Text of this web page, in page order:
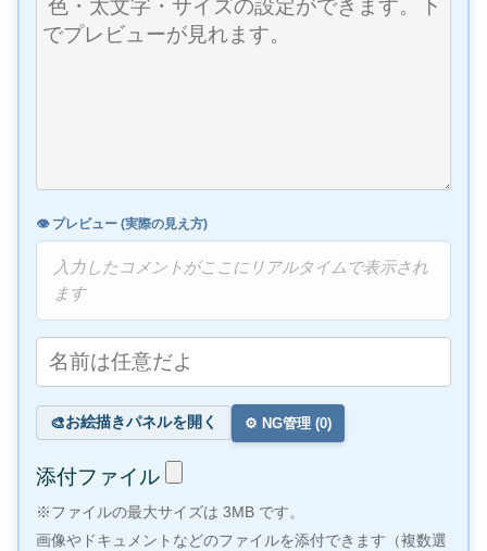
👁️ プレビュー (実際の見え方)
入力したコメントがここにリアルタイムで表示され
ます
🎨お絵描きパネルを開く ⚙️ NG管理 (0)
添付ファイル
※ファイルの最大サイズは 3MB です。
画像やドキュメントなどのファイルを添付できます（複数選